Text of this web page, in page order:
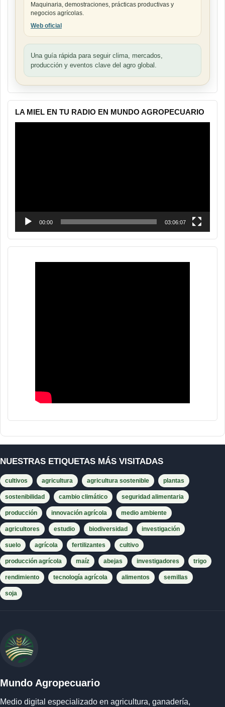
Maquinaria, demostraciones, prácticas productivas y
negocios agrícolas.
Web oficial
Una guía rápida para seguir clima, mercados,
producción y eventos clave del agro global.
LA MIEL EN TU RADIO EN MUNDO AGROPECUARIO
00:00 03:06:07
NUESTRAS ETIQUETAS MÁS VISITADAS
cultivos agricultura agricultura sostenible plantas
sostenibilidad cambio climático seguridad alimentaria
producción innovación agrícola medio ambiente
agricultores estudio biodiversidad investigación
suelo agrícola fertilizantes cultivo
producción agrícola maíz abejas investigadores trigo
rendimiento tecnología agrícola alimentos semillas
soja
Mundo Agropecuario
Medio digital especializado en agricultura, ganadería,